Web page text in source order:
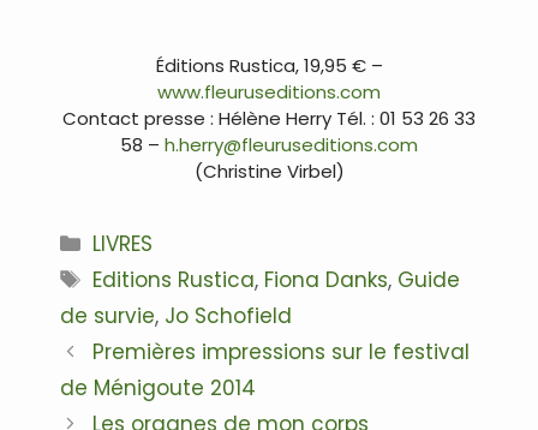
Éditions Rustica, 19,95 € –
www.fleuruseditions.com
Contact presse : Hélène Herry Tél. : 01 53 26 33
58 – h.herry@fleuruseditions.com
(Christine Virbel)
Catégories
LIVRES
Étiquettes
Editions Rustica, Fiona Danks, Guide
de survie, Jo Schofield
Navigation
des
Premières impressions sur le festival
de Ménigoute 2014
Les organes de mon corps